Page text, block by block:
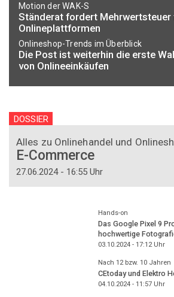
Motion der WAK-S
Ständerat fordert Mehrwertsteuer
Onlineplattformen
Onlineshop-Trends im Überblick
Die Post ist weiterhin die erste
von Onlineeinkäufen
DOSSIER
Alles zu Onlinehandel und
E-Commerce
27.06.2024 - 16:55 Uhr
Hands-on
Das Google Pixel 9
hochwertige
03.10.2024 - 17:12Uhr
Nach 12 bzw. 10 Jahren
CEtoday und Elektro
04.10.2024 - 11:57Uhr